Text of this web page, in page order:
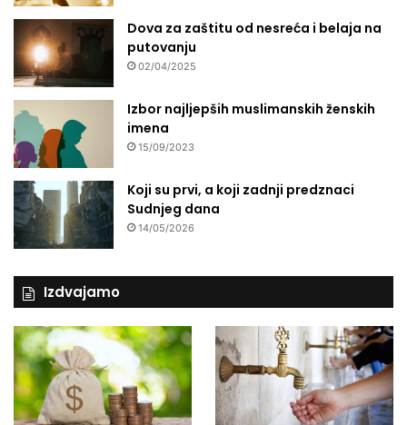
Dova za zaštitu od nesreća i belaja na
putovanju
02/04/2025
Izbor najljepših muslimanskih ženskih
imena
15/09/2023
Koji su prvi, a koji zadnji predznaci
Sudnjeg dana
14/05/2026
Izdvajamo